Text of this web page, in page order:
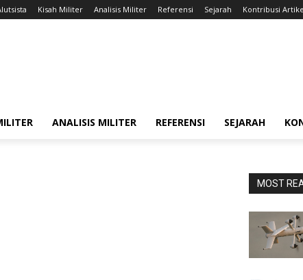
Kisah Militer Analisis Militer Referensi Sejarah Kontribusi
ANALISIS MILITER REFERENSI SEJARAH
MOST